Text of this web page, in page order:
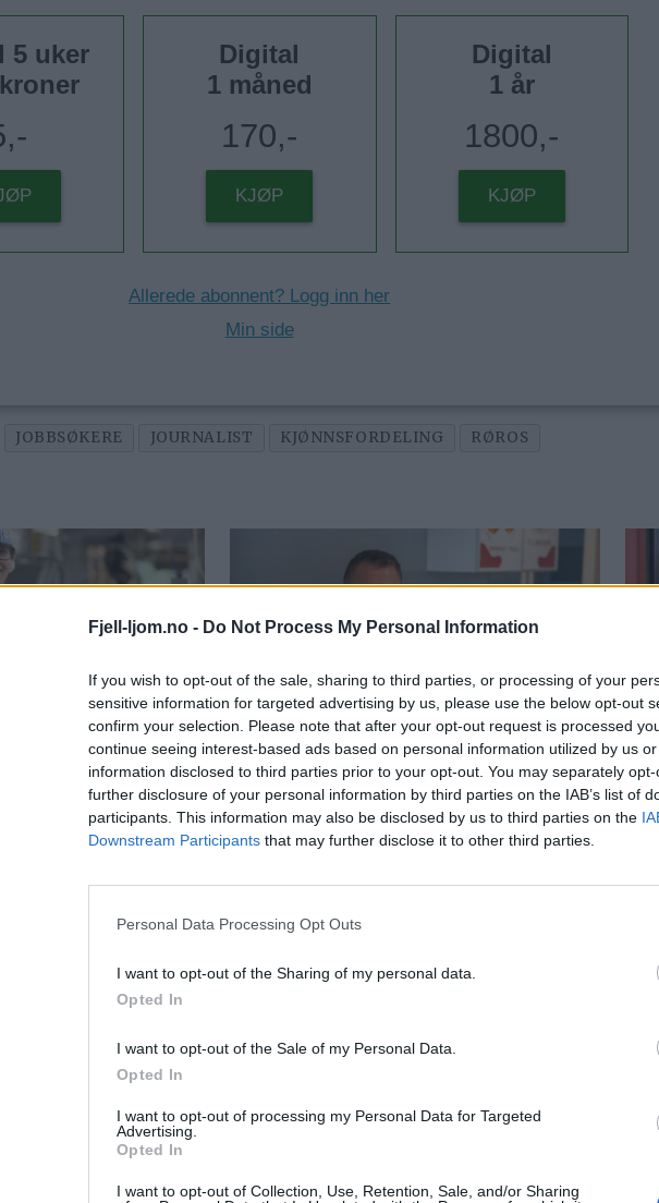
Fjell-ljom.no - Do Not Process My Personal Information
If you wish to opt-out of the sale, sharing to third parties, or processing of your
sensitive information for targeted advertising by us, please use the below opt-out
confirm your selection. Please note that after your opt-out request is processed
continue seeing interest-based ads based on personal information utilized by us
information disclosed to third parties prior to your opt-out. You may separately
further disclosure of your personal information by third parties on the IAB’s list of
participants. This information may also be disclosed by us to third parties on the
Downstream Participants that may further disclose it to other third parties.
Personal Data Processing Opt Outs
I want to opt-out of the Sharing of my personal data.
Opted In
I want to opt-out of the Sale of my Personal Data.
Opted In
I want to opt-out of processing my Personal Data for Targeted
Advertising.
Opted In
I want to opt-out of Collection, Use, Retention, Sale, and/or Sharing
5 uker
Digital
1 måned
170,-
KJØP
Digital
1 år
1800,-
KJØP
Allerede abonnent? Logg inn her
Min side
JOBBSØKERE JOURNALIST KJØNNSFORDELING RØROS
er
– Vi er fornøyde,
men det kunne ha
gått bedre
Mest lest siste uke:
Se
6
Med